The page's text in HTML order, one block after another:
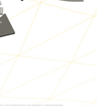
S125